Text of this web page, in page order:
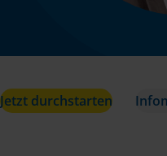
Jetzt durchstarten